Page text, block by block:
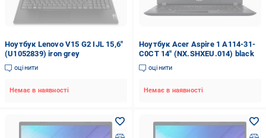
Ноутбук Lenovo V15 G2 IJL 15,6"
(U1052839) iron grey
оцінити
Немає в наявності
Ноутбук Acer Aspire 1 A114-31-
C0CT 14" (NX.SHXEU.014) black
оцінити
Немає в наявності